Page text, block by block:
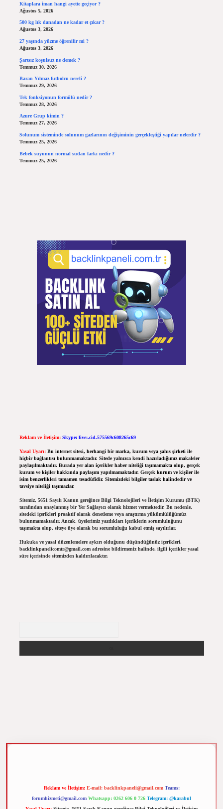
Kitaplara iman hangi ayette geçiyor ?
Ağustos 5, 2026
500 kg lık danadan ne kadar et çıkar ?
Ağustos 3, 2026
27 yaşında yüzme öğrenilir mi ?
Ağustos 3, 2026
Şartsız koşulsuz ne demek ?
Temmuz 30, 2026
Baran Yılmaz futbolcu nereli ?
Temmuz 29, 2026
Tek fonksiyonun formülü nedir ?
Temmuz 28, 2026
Azure Grup kimin ?
Temmuz 27, 2026
Solunum sisteminde solunum gazlarının değişiminin gerçekleştiği yapılar nelerdir ?
Temmuz 25, 2026
Bebek suyunun normal sudan farkı nedir ?
Temmuz 25, 2026
Reklam ve İletişim: Skype: live:.cid.575569c608265c69
Yasal Uyarı: Bu internet sitesi, herhangi bir marka, kurum veya şahıs şirketi ile
hiçbir bağlantısı bulunmamaktadır. Sitede yalnızca kendi hazırladığımız makaleler
paylaşılmaktadır. Burada yer alan içerikler haber niteliği taşımamakta olup, gerçek
kurum ve kişiler hakkında paylaşım yapılmamaktadır. Gerçek kurum ve kişiler ile
isim benzerlikleri tamamen tesadüfidir. Sitemizdeki bilgiler taslak halindedir ve
tavsiye niteliği taşımazlar.
Sitemiz, 5651 Sayılı Kanun gereğince Bilgi Teknolojileri ve İletişim Kurumu (BTK)
tarafından onaylanmış bir Yer Sağlayıcı olarak hizmet vermektedir. Bu nedenle,
sitedeki içerikleri proaktif olarak denetleme veya araştırma yükümlülüğümüz
bulunmamaktadır. Ancak, üyelerimiz yazdıkları içeriklerin sorumluluğunu
taşımakta olup, siteye üye olarak bu sorumluluğu kabul etmiş sayılırlar.
Hukuka ve yasal düzenlemelere aykırı olduğunu düşündüğünüz içerikleri,
backlinkpanelicomtr@gmail.comadresine bildirmeniz halinde, ilgili içerikler yasal
süre içerisinde sitemizden kaldırılacaktır.
Reklam ve İletişim: E-mail: backlinkpaneli@gmail.com Teams:
forumhizmeti@gmail.com Whatsapp: 0262 606 0 726 Telegram: @karabul